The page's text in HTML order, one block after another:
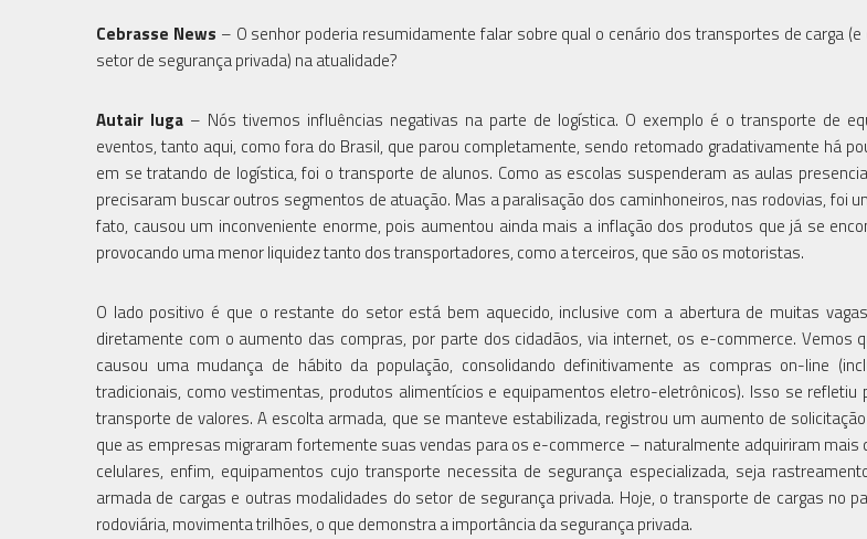
Cebrasse News – O senhor poderia resumidamente falar sobre qual o cenário dos transportes de carga
setor de segurança privada) na atualidade?
Autair Iuga – Nós tivemos influências negativas na parte de logística. O exemplo é o transporte de
eventos, tanto aqui, como fora do Brasil, que parou completamente, sendo retomado gradativamente há
em se tratando de logística, foi o transporte de alunos. Como as escolas suspenderam as aulas
precisaram buscar outros segmentos de atuação. Mas a paralisação dos caminhoneiros, nas rodovias, foi
fato, causou um inconveniente enorme, pois aumentou ainda mais a inflação dos produtos que já se
provocando uma menor liquidez tanto dos transportadores, como a terceiros, que são os motoristas.
O lado positivo é que o restante do setor está bem aquecido, inclusive com a abertura de muitas
diretamente com o aumento das compras, por parte dos cidadãos, via internet, os e-commerce. Vemos
causou uma mudança de hábito da população, consolidando definitivamente as compras on-line
tradicionais, como vestimentas, produtos alimentícios e equipamentos eletro-eletrônicos). Isso se
transporte de valores. A escolta armada, que se manteve estabilizada, registrou um aumento de
que as empresas migraram fortemente suas vendas para os e-commerce – naturalmente adquiriram mais
celulares, enfim, equipamentos cujo transporte necessita de segurança especializada, seja
armada de cargas e outras modalidades do setor de segurança privada. Hoje, o transporte de cargas no
rodoviária, movimenta trilhões, o que demonstra a importância da segurança privada.